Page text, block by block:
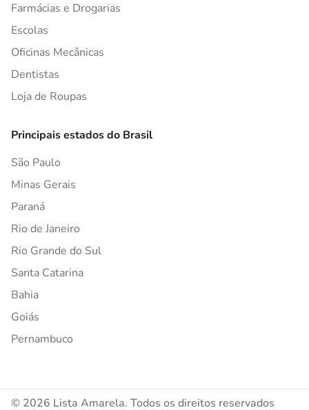
Farmácias e Drogarias
Escolas
Oficinas Mecânicas
Dentistas
Loja de Roupas
Principais estados do Brasil
São Paulo
Minas Gerais
Paraná
Rio de Janeiro
Rio Grande do Sul
Santa Catarina
Bahia
Goiás
Pernambuco
© 2026 Lista Amarela. Todos os direitos reservados